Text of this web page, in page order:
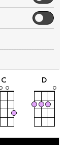
C
acorde
D
acorde